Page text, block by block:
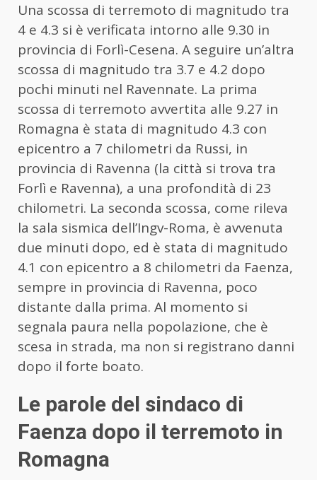
Una scossa di terremoto di magnitudo tra
4 e 4.3 si è verificata intorno alle 9.30 in
provincia di Forlì-Cesena. A seguire un’altra
scossa di magnitudo tra 3.7 e 4.2 dopo
pochi minuti nel Ravennate. La prima
scossa di terremoto avvertita alle 9.27 in
Romagna è stata di magnitudo 4.3 con
epicentro a 7 chilometri da Russi, in
provincia di Ravenna (la città si trova tra
Forlì e Ravenna), a una profondità di 23
chilometri. La seconda scossa, come rileva
la sala sismica dell’Ingv-Roma, è avvenuta
due minuti dopo, ed è stata di magnitudo
4.1 con epicentro a 8 chilometri da Faenza,
sempre in provincia di Ravenna, poco
distante dalla prima. Al momento si
segnala paura nella popolazione, che è
scesa in strada, ma non si registrano danni
dopo il forte boato.
Le parole del sindaco di
Faenza dopo il terremoto in
Romagna